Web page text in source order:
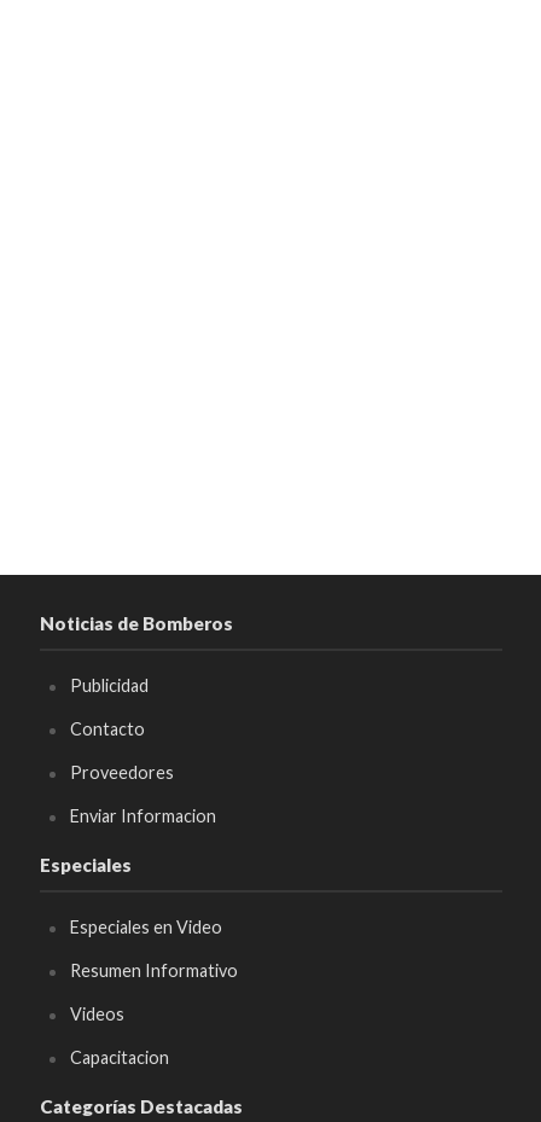
Noticias de Bomberos
Publicidad
Contacto
Proveedores
Enviar Informacion
Especiales
Especiales en Video
Resumen Informativo
Videos
Capacitacion
Categorías Destacadas